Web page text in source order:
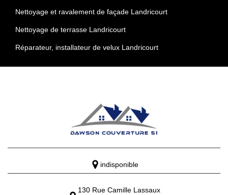
Nettoyage et ravalement de façade Landricourt
Nettoyage de terrasse Landricourt
Réparateur, installateur de velux Landricourt
indisponible
130 Rue Camille Lassaux